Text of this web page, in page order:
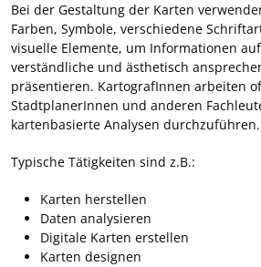
Bei der Gestaltung der Karten
Farben, Symbole, verschiedene
visuelle Elemente, um Informationen
verständliche und ästhetisch
präsentieren. KartografInnen arbeiten
StadtplanerInnen und anderen
kartenbasierte Analysen durchzuführen.
Typische Tätigkeiten sind z.B.:
Karten herstellen
Daten analysieren
Digitale Karten erstellen
Karten designen